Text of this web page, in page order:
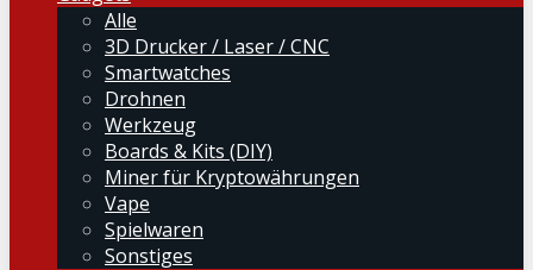
Alle
3D Drucker / Laser / CNC
Smartwatches
Drohnen
Werkzeug
Boards & Kits (DIY)
Miner für Kryptowährungen
Vape
Spielwaren
Sonstiges